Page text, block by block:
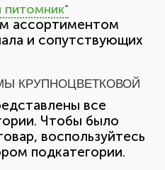
питомник"
ассортиментом
и сопутствующих
КРУПНОЦВЕТКОВОЙ
все
Чтобы было
воспользуйтесь
подкатегории.